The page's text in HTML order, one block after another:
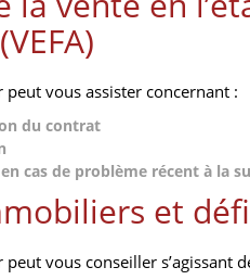
peut vous assister concernant :
du contrat
cas de problème récent à la
et
peut vous conseiller s’agissant